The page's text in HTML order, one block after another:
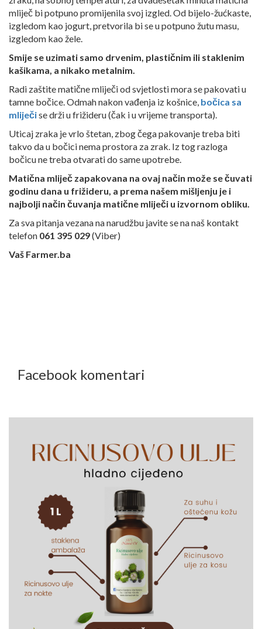
mliječ bi potpuno promijenila svoj izgled. Od bijelo-žućkaste,
izgledom kao jogurt, pretvorila bi se u potpuno žutu masu,
izgledom kao žele.
Smije se uzimati samo drvenim, plastičnim ili staklenim
kašikama, a nikako metalnim.
Radi zaštite matične mliječi od svjetlosti mora se pakovati u
tamne bočice. Odmah nakon vađenja iz košnice, bočica sa
mliječise drži u frižideru (čak i u vrijeme transporta).
Uticaj zraka je vrlo štetan, zbog čega pakovanje treba biti
takvo da u bočici nema prostora za zrak. Iz tog razloga
bočicu ne treba otvarati do same upotrebe.
Matična mliječ zapakovana na ovaj način može se čuvati
godinu dana u frižideru, a prema našem mišljenju je i
najbolji način čuvanja matične mliječi u izvornom obliku.
Za sva pitanja vezana na narudžbu javite se na naš kontakt
telefon 061 395 029(Viber)
Vaš Farmer.ba
Facebook komentari